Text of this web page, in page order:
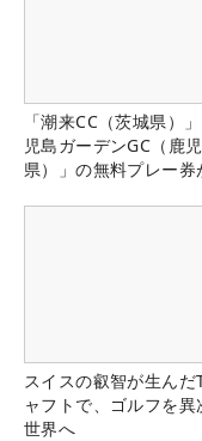
「潮来CC（茨城県）
児島ガーデンGC（鹿
県）」の無料プレー券
スイスの叡智が生んだ
ャフトで、ゴルフを異
世界へ